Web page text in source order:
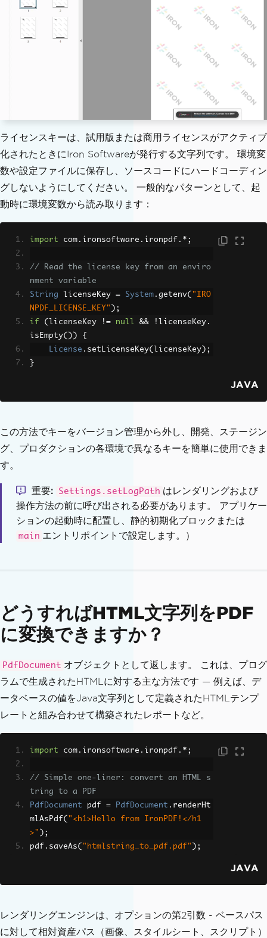
ライセンスキーは、試用版または商用ライセンスがアクティブ
化されたときにIron Softwareが発行する文字列です。 環境変
数や設定ファイルに保存し、ソースコードにハードコーディン
グしないようにしてください。 一般的なパターンとして、起
動時に環境変数から読み取ります：
import com . ironsoftware . ironpdf .*;
// Read the license key from an enviro
nment variable
String licenseKey = System . getenv( "IRO
NPDF_LICENSE_KEY" );
if
( licenseKey != null && ! licenseKey .
isEmpty())
{
License . setLicenseKey( licenseKey );
}
JAVA
この方法でキーをバージョン管理から外し、開発、ステージン
グ、プロダクションの各環境で異なるキーを簡単に使用できま
す。
重要 Settings.setLogPath はレンダリングおよび
操作方法の前に呼び出される必要があります。 アプリケー
ションの起動時に配置し、静的初期化ブロックまたは
main エントリポイントで設定します。）
どうすればHTML文字列をPDF
に変換できますか？
PdfDocument オブジェクトとして返します。 これは、プログ
ラムで生成されたHTMLに対する主な方法です — 例えば、デ
ータベースの値をJava文字列として定義されたHTMLテンプ
レートと組み合わせて構築されたレポートなど。
import com . ironsoftware . ironpdf .*;
// Simple one-liner: convert an HTML s
tring to a PDF
PdfDocument pdf = PdfDocument . renderHt
mlAsPdf( "<h1>Hello from IronPDF!</h1
>" );
pdf . saveAs( "htmlstring_to_pdf.pdf" );
JAVA
レンダリングエンジンは、オプションの第2引数 - ベースパス
に対して相対資産パス（画像、スタイルシート、スクリプト）